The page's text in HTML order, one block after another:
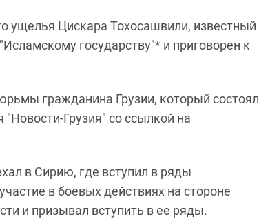
ущелья Цискара Тохосашвили, известный
государству"* и приговорен к
гражданина Грузии, который состоял
Грузия" со ссылкой на
в Сирию, где вступил в ряды
в боевых действиях на стороне
и призывал вступить в ее ряды.